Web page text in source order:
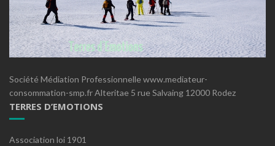
Société Médiation Professionnelle www.mediateur-
consommation-smp.fr Alteritae 5 rue Salvaing 12000 Rodez
TERRES D’EMOTIONS
Association loi 1901